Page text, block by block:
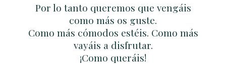
Por lo tanto queremos que vengáis
como más os guste.
Como más cómodos estéis. Como más
vayáis a disfrutar.
¡Como queráis!